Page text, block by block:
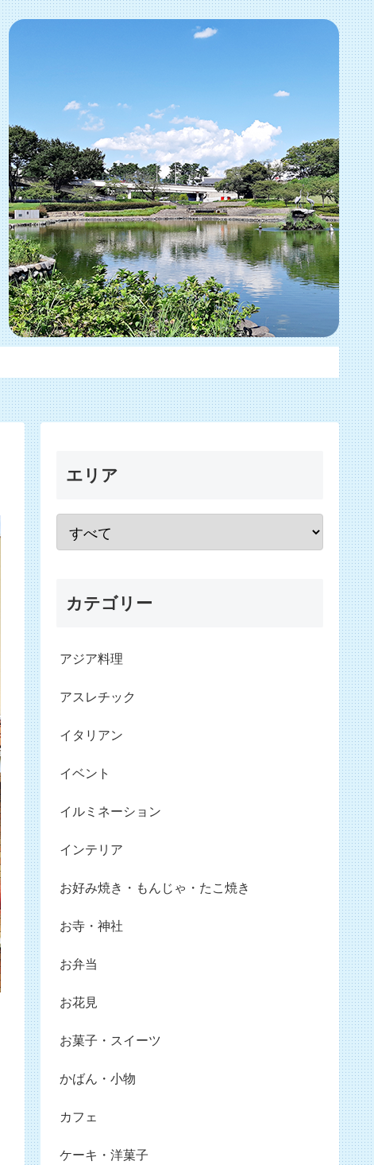
エリア
カテゴリー
アジア料理
アスレチック
イタリアン
イベント
イルミネーション
インテリア
お好み焼き・もんじゃ・たこ焼き
お寺・神社
お弁当
お花見
お菓子・スイーツ
かばん・小物
カフェ
ケーキ・洋菓子